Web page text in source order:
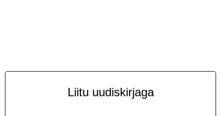
Liitu uudiskirjaga